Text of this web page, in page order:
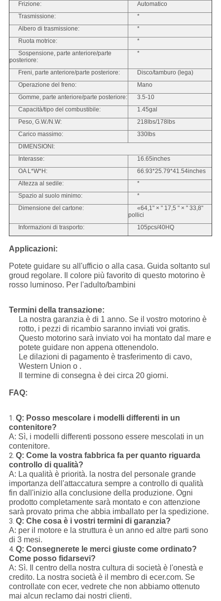
Frizione:
Automatico
Trasmissione:
*
Albero di trasmissione:
*
Ruota motrice:
*
Sospensione, parte anteriore/parte
posteriore:
*
Freni, parte anteriore/parte posteriore:
Disco/tamburo (lega)
Operazione del freno:
Mano
Gomme, parte anteriore/parte posteriore:
3.5-10
Capacità/tipo del combustibile:
1.45gal
Peso, G.W./N.W:
218lbs/178lbs
Carico massimo:
330lbs
DIMENSIONI:
Interasse:
16.65inches
OA L*W*H:
66.93*25.79*41.54inches
Altezza al sedile:
*
Spazio al suolo minimo:
*
Dimensione del cartone:
«64,1" × " 17,5 " × " 33,8"
pollici
Informazioni di trasporto:
105pcs/40HQ
Applicazioni:
Potete guidare su all'ufficio o alla casa. Guida soltanto sul
groud regolare. Il colore più favorito di questo motorino è
rosso luminoso. Per l'adulto/bambini
Termini della transazione:
La nostra garanzia è di 1 anno. Se il vostro motorino è
rotto, i pezzi di ricambio saranno inviati voi gratis.
Questo motorino sarà inviato voi ha montato dal mare e
potete guidare non appena ottenendolo.
Le dilazioni di pagamento è trasferimento di cavo,
Western Union o .
Il termine di consegna è dei circa 20 giorni.
FAQ:
1. Q: Posso mescolare i modelli differenti in un
contenitore?
A: Sì, i modelli differenti possono essere mescolati in un
contenitore.
2. Q: Come la vostra fabbrica fa per quanto riguarda
controllo di qualità?
A: La qualità è priorità. la nostra del personale grande
importanza dell'attaccatura sempre a controllo di qualità
fin dall'inizio alla conclusione della produzione. Ogni
prodotto completamente sarà montato e con attenzione
sarà provato prima che abbia imballato per la spedizione.
3. Q: Che cosa è i vostri termini di garanzia?
A: per il motore e la struttura è un anno ed altre parti sono
di 3 mesi.
4. Q: Consegnerete le merci giuste come ordinato?
Come posso fidarsevi?
A: Sì. Il centro della nostra cultura di società è l'onestà e
credito. La nostra società è il membro di ecer.com. Se
controllate con ecer, vedrete che non abbiamo ottenuto
mai alcun reclamo dai nostri clienti.